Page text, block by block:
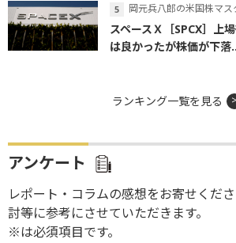
岡元兵八郎の米国株マス
スペースＸ［SPCX］上
は良かったが株価が下落
ランキング一覧を見る
アンケート
レポート・コラムの感想をお寄せくだ
討等に参考にさせていただきます。
※は必須項目です。